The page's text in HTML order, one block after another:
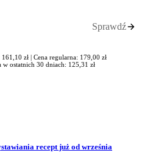
Sprawdź
zł | Cena regularna: 179,00 zł
w ostatnich 30 dniach: 125,31 zł
recept już od września